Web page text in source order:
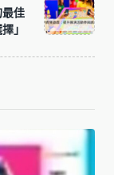
最佳
」